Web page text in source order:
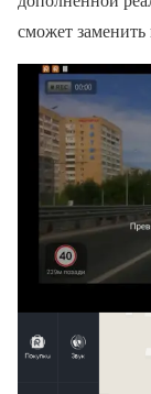
сможет